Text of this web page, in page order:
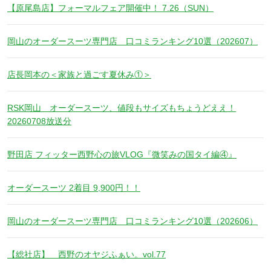
【原尾島店】フォーマルフェア開催中！ 7.26（SUN）
岡山のオーダースーツ専門店 口コミランキング10選（202607）
店長岡本の＜家族と過ごす夏休み①＞
RSK岡山 オーダースーツ、値段もサイズもちょうどええ！
20260708放送分
野田店 フィッター西野心の旅VLOG『微笑みの国タイ編④』
オーダースーツ 2着目 9,900円！！
岡山のオーダースーツ専門店 口コミランキング10選（202606）
【総社店】 西野のオヤジふぁい。vol.77